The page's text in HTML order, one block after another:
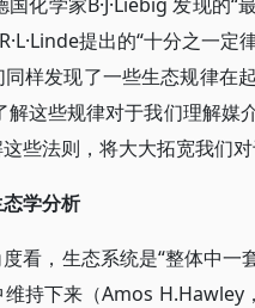
提出的“十分之一
样发现了一些生态规律在
解这些规律对于我们理解
些法则，将大大拓宽我们对
学分析
看，生态系统是“整体中
持下来（Amos H.Hawley